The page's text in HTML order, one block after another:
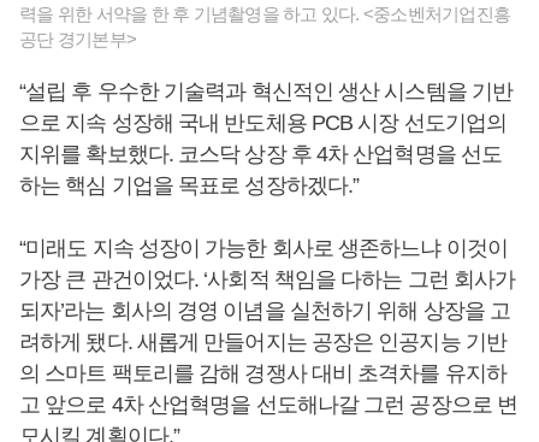
력을 위한 서약을 한 후 기념촬영을 하고 있다. <중소벤처기업진흥
공단 경기본부>
“설립 후 우수한 기술력과 혁신적인 생산 시스템을 기반
으로 지속 성장해 국내 반도체용 PCB 시장 선도기업의
지위를 확보했다. 코스닥 상장 후 4차 산업혁명을 선도
하는 핵심 기업을 목표로 성장하겠다.”
“미래도 지속 성장이 가능한 회사로 생존하느냐 이것이
가장 큰 관건이었다. ‘사회적 책임을 다하는 그런 회사가
되자’라는 회사의 경영 이념을 실천하기 위해 상장을 고
려하게 됐다. 새롭게 만들어지는 공장은 인공지능 기반
의 스마트 팩토리를 감해 경쟁사 대비 초격차를 유지하
고 앞으로 4차 산업혁명을 선도해나갈 그런 공장으로 변
모시킬 계획이다.”